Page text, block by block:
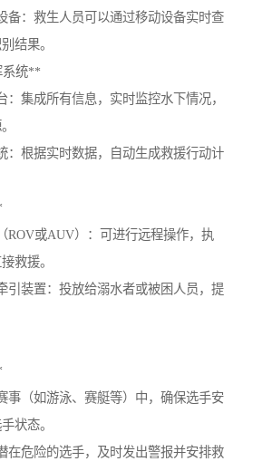
备：救生人员可以通过移动设备实时查
结果。
系统**
集成所有信息，实时监控水下情况，
：根据实时数据，自动生成救援行动计
ROV或AUV）：可进行远程操作，执
救援。
引装置：投放给溺水者或被困人员，提
事（如游泳、赛艇等）中，确保选手安
状态。
在危险的选手，及时发出警报并安排救